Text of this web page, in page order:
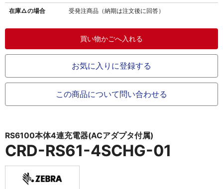
在庫△の場合 受発注商品（納期は注文後に回答）
お気に入りに登録する
この商品について問い合わせる
RS6100本体4連充電器(ACアダプタ付属)
CRD-RS61-4SCHG-01